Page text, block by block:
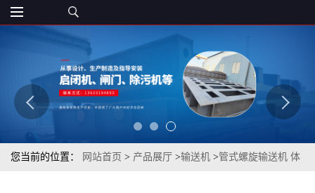
您当前的位置： 网站首页 > 产品展厅 >输送机 >管式螺旋输送机 体